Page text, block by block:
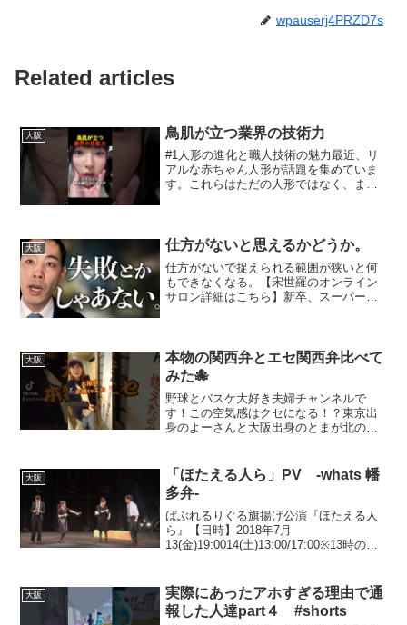
wpauserj4PRZD7s
Related articles
大阪 鳥肌が立つ業界の技術力
#1人形の進化と職人技術の魅力最近、リ
アルな赤ちゃん人形が話題を集めていま
す。これらはただの人形ではなく、まる
されており、一見すると...
大阪 仕方がないと思えるかどうか。
仕方がないで捉えられる範囲が狭いと何
もできなくなる。【宋世羅のオンライン
サロン詳細はこちら】新卒、スーパーセ
お待ちしています。【宋世羅へ...
大阪
本物の関西弁とエセ関西弁比べて
みた🐙
野球とバスケ大好き夫婦チャンネルで
す！この空気感はクセになる！？東京出
身のよーさんと大阪出身のとまが北の大
スポーツ、旅行、スニーカー、ファッシ
ョンなどなど好きなもの全部...
大阪
「ほたえる人ら」PV -whats 幡
多弁-
ばぶれるりぐる旗揚げ公演『ほたえる人
ら』【日時】2018年7月
13(金)19:0014(土)13:00/17:00※13時の回
15:00【場所...
大阪
実際にあったアホすぎる理由で通
報した人達part４ #shorts